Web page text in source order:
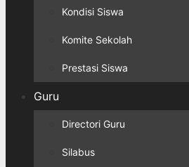
Kondisi Siswa
Komite Sekolah
Prestasi Siswa
Guru
Directori Guru
Silabus